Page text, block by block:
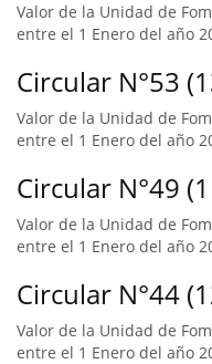
Valor de la Unidad de
entre el 1 Enero del año
Circular N°53
Valor de la Unidad de
entre el 1 Enero del año
Circular N°49
Valor de la Unidad de
entre el 1 Enero del año
Circular N°44
Valor de la Unidad de
entre el 1 Enero del año